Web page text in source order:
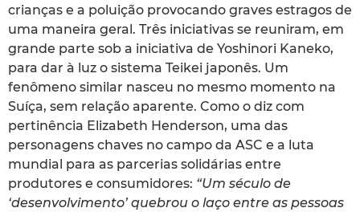
crianças e a poluição provocando graves estragos de
uma maneira geral. Três iniciativas se reuniram, em
grande parte sob a iniciativa de Yoshinori Kaneko,
para dar à luz o sistema Teikei japonês. Um
fenômeno similar nasceu no mesmo momento na
Suíça, sem relação aparente. Como o diz com
pertinência Elizabeth Henderson, uma das
personagens chaves no campo da ASC e a luta
mundial para as parcerias solidárias entre
produtores e consumidores: “Um século de
‘desenvolvimento’ quebrou o laço entre as pessoas